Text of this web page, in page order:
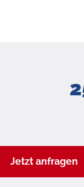
Jetzt anfragen